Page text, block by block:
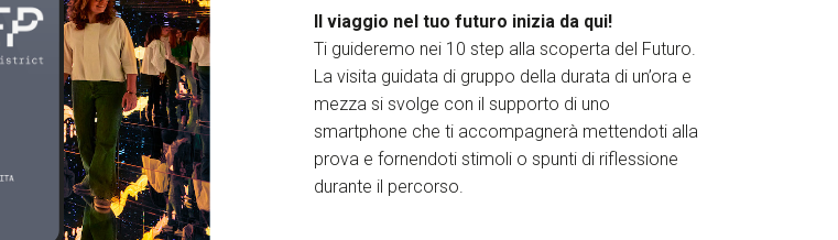
Il viaggio nel tuo futuro inizia da qui!
Ti guideremo nei 10 step alla scoperta del Futuro.
La visita guidata di gruppo della durata di un’ora e
mezza si svolge con il supporto di uno
smartphone che ti accompagnerà mettendoti alla
prova e fornendoti stimoli o spunti di riflessione
durante il percorso.